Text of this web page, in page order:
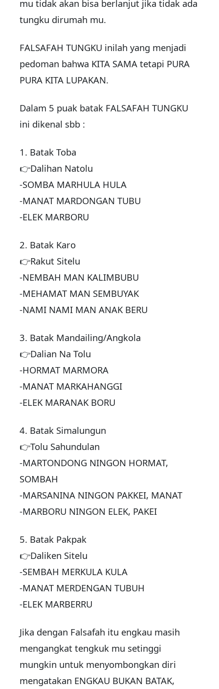
mu tidak akan bisa berlanjut jika tidak ada
tungku dirumah mu.
FALSAFAH TUNGKU inilah yang menjadi
pedoman bahwa KITA SAMA tetapi PURA
PURA KITA LUPAKAN.
Dalam 5 puak batak FALSAFAH TUNGKU
ini dikenal sbb :
1. Batak Toba
👉Dalihan Natolu
-SOMBA MARHULA HULA
-MANAT MARDONGAN TUBU
-ELEK MARBORU
2. Batak Karo
👉Rakut Sitelu
-NEMBAH MAN KALIMBUBU
-MEHAMAT MAN SEMBUYAK
-NAMI NAMI MAN ANAK BERU
3. Batak Mandailing/Angkola
👉Dalian Na Tolu
-HORMAT MARMORA
-MANAT MARKAHANGGI
-ELEK MARANAK BORU
4. Batak Simalungun
👉Tolu Sahundulan
-MARTONDONG NINGON HORMAT,
SOMBAH
-MARSANINA NINGON PAKKEI, MANAT
-MARBORU NINGON ELEK, PAKEI
5. Batak Pakpak
👉Daliken Sitelu
-SEMBAH MERKULA KULA
-MANAT MERDENGAN TUBUH
-ELEK MARBERRU
Jika dengan Falsafah itu engkau masih
mengangkat tengkuk mu setinggi
mungkin untuk menyombongkan diri
mengatakan ENGKAU BUKAN BATAK,